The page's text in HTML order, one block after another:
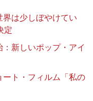
界は少しぼやけてい
定
新しいポップ・アイ
ート・フィルム「私の